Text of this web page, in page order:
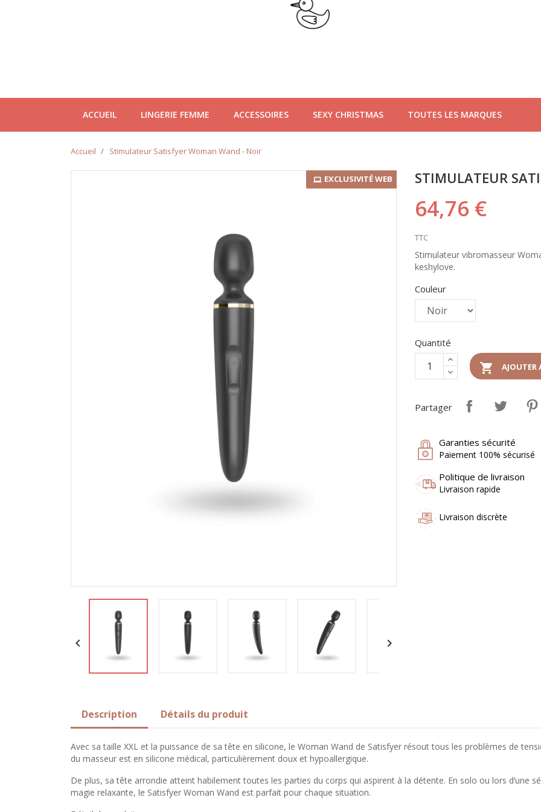
ACCUEIL LINGERIE FEMME ACCESSOIRES SEXY CHRISTMAS TOUTES LES MARQUES
Accueil Stimulateur Satisfyer Woman Wand - Noir
EXCLUSIVITÉ WEB
 
STIMULATEUR
64,76 €
TTC
Stimulateur vibromasseur
keshylove.
Couleur
Quantité
 AJOUTER
Partager
Garanties sécurité
Paiement 100% sécurisé
Politique de livraison
Livraison rapide
Livraison discrète
Description Détails du produit
Avec sa taille XXL et la puissance de sa tête en silicone, le Woman Wand de Satisfyer résout tous les problèmes de
du masseur est en silicone médical, particulièrement doux et hypoallergique.
De plus, sa tête arrondie atteint habilement toutes les parties du corps qui aspirent à la détente. En solo ou lors d’une
magie relaxante, le Satisfyer Woman Wand est parfait pour chaque situation.